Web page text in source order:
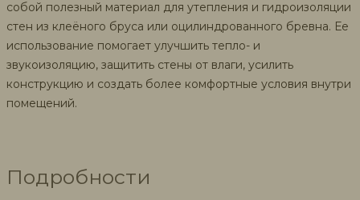
собой полезный материал для утепления и гидроизоляции
стен из клеёного бруса или оцилиндрованного бревна. Ее
использование помогает улучшить тепло- и
звукоизоляцию, защитить стены от влаги, усилить
конструкцию и создать более комфортные условия внутри
помещений.
Подробности